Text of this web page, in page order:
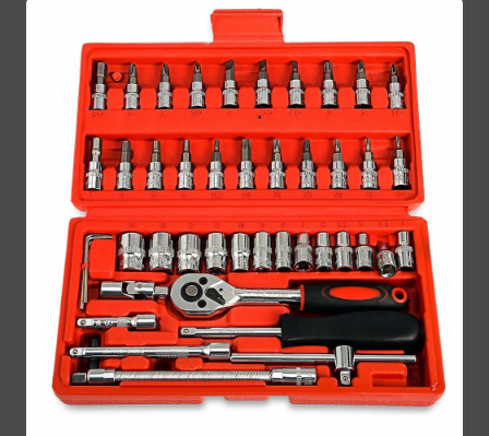
Panduan Pajak 5 Tahunan
(Ganti Plat) di Sumatera Utara
Setiap lima tahun, pemilik kendaraan wajib
melakukan pergantian pelat nomor dan cek fisik
kendaraan. Siapkan dokumen tambahan ini:
STNK asli
KTP asli
SKPD asli
BPKB asli & copy